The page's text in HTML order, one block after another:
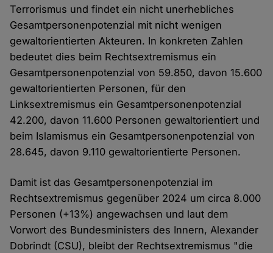
Terrorismus und findet ein nicht unerhebliches
Gesamtpersonenpotenzial mit nicht wenigen
gewaltorientierten Akteuren. In konkreten Zahlen
bedeutet dies beim Rechtsextremismus ein
Gesamtpersonenpotenzial von 59.850, davon 15.600
gewaltorientierten Personen, für den
Linksextremismus ein Gesamtpersonenpotenzial
42.200, davon 11.600 Personen gewaltorientiert und
beim Islamismus ein Gesamtpersonenpotenzial von
28.645, davon 9.110 gewaltorientierte Personen.
Damit ist das Gesamtpersonenpotenzial im
Rechtsextremismus gegenüber 2024 um circa 8.000
Personen (+13%) angewachsen und laut dem
Vorwort des Bundesministers des Innern, Alexander
Dobrindt (CSU), bleibt der Rechtsextremismus "die